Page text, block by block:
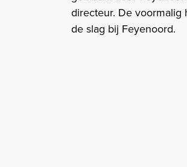
directeur. De voormalig
de slag bij Feyenoord.